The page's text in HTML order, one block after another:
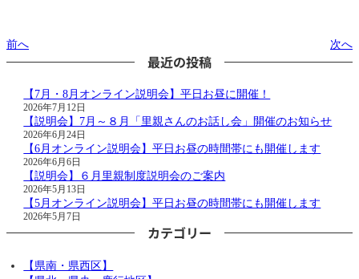
前へ 次へ
最近の投稿
【7月・8月オンライン説明会】平日お昼に開催！
2026年7月12日
【説明会】7月～８月「里親さんのお話し会」開催のお知らせ
2026年6月24日
【6月オンライン説明会】平日お昼の時間帯にも開催します
2026年6月6日
【説明会】６月里親制度説明会のご案内
2026年5月13日
【5月オンライン説明会】平日お昼の時間帯にも開催します
2026年5月7日
カテゴリー
【県南・県西区】